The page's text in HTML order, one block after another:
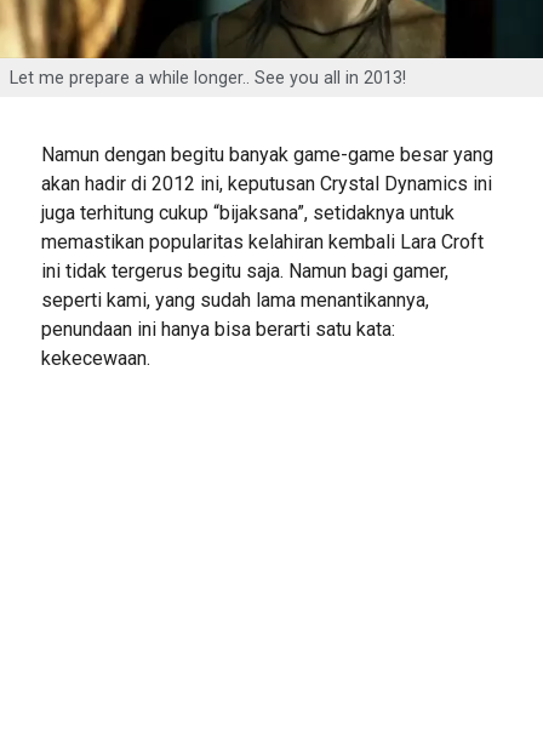
Let me prepare a while longer.. See you all in 2013!
Namun dengan begitu banyak game-game besar yang
akan hadir di 2012 ini, keputusan Crystal Dynamics ini
juga terhitung cukup “bijaksana”, setidaknya untuk
memastikan popularitas kelahiran kembali Lara Croft
ini tidak tergerus begitu saja. Namun bagi gamer,
seperti kami, yang sudah lama menantikannya,
penundaan ini hanya bisa berarti satu kata:
kekecewaan.